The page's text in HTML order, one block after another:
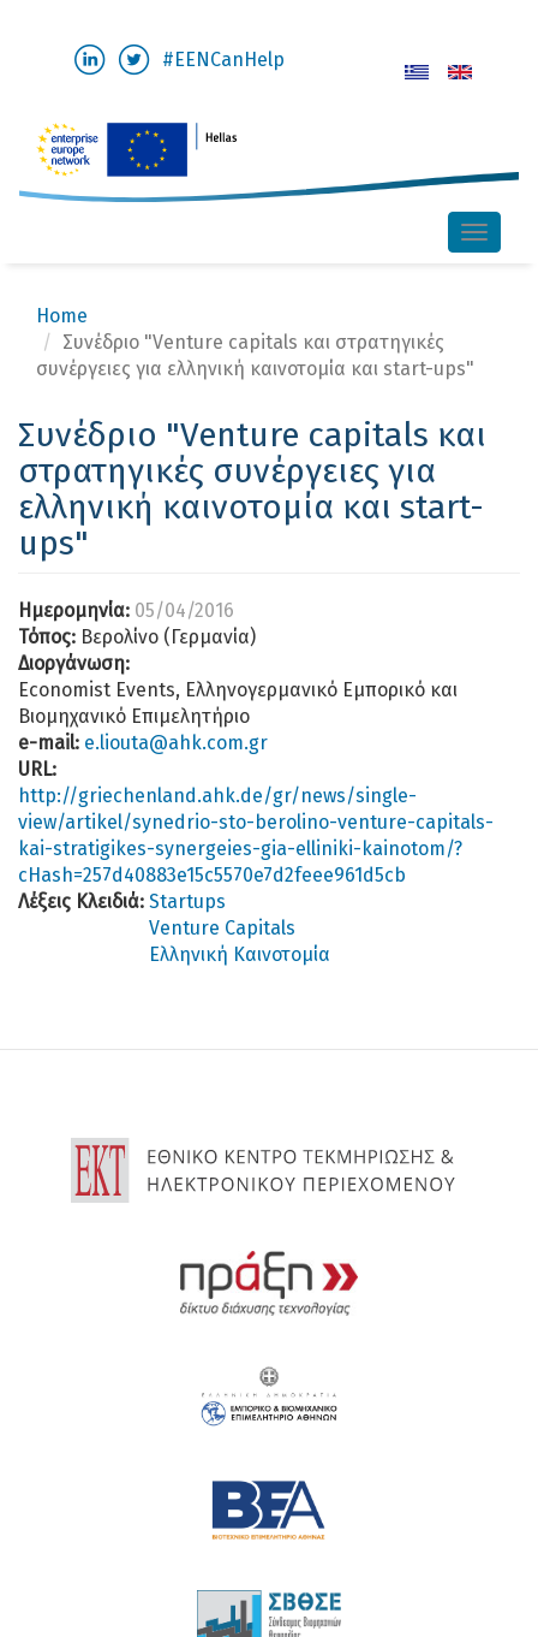
#EENCanHelp
Toggle
Home
Συνέδριο "Venture capitals και στρατηγικές
συνέργειες για ελληνική καινοτομία και start-ups"
Συνέδριο "Venture capitals και
στρατηγικές συνέργειες για
ελληνική καινοτομία και start-
ups"
Ημερομηνία: 05/04/2016
Τόπος: Βερολίνο (Γερμανία)
Διοργάνωση:
Economist Events, Ελληνογερμανικό Εμπορικό και
Βιομηχανικό Επιμελητήριο
e-mail: e.liouta@ahk.com.gr
URL:
http://griechenland.ahk.de/gr/news/single-
view/artikel/synedrio-sto-berolino-venture-capitals-
kai-stratigikes-synergeies-gia-elliniki-kainotom/?
cHash=257d40883e15c5570e7d2feee961d5cb
Λέξεις Κλειδιά: Startups
Venture Capitals
Ελληνική Καινοτομία